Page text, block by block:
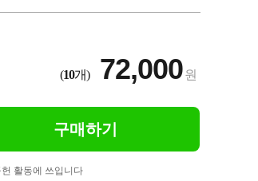
(10개) 72,000원
구매하기
활동에 쓰입니다